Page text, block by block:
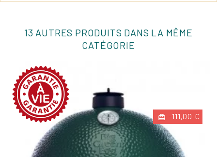
13 AUTRES PRODUITS DANS LA MÊME
CATÉGORIE
-111,00 €